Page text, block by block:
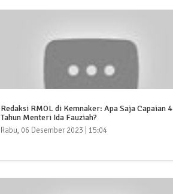
Redaksi RMOL di Kemnaker: Apa Saja Capaian 4
Tahun Menteri Ida Fauziah?
Rabu, 06 Desember 2023 | 15:04